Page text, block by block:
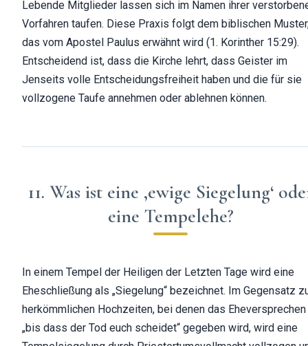
Lebende Mitglieder lassen sich im Namen ihrer
Vorfahren taufen. Diese Praxis folgt dem biblischen
das vom Apostel Paulus erwähnt wird (1. Korinther 15:29).
Entscheidend ist, dass die Kirche lehrt, dass Geister im
Jenseits volle Entscheidungsfreiheit haben und die für sie
vollzogene Taufe annehmen oder ablehnen können.
11. Was ist eine ‚ewige Siegelung‘
eine Tempelehe?
In einem Tempel der Heiligen der Letzten Tage wird eine
Eheschließung als „Siegelung“ bezeichnet. Im Gegensatz
herkömmlichen Hochzeiten, bei denen das Eheversprechen
„bis dass der Tod euch scheidet“ gegeben wird, wird eine